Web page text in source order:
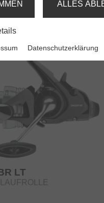
LT
ALLES
Datenschutzerklärung